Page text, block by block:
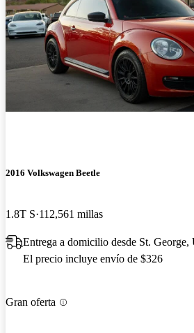
2016 Volkswagen Beetle
1.8T S 112,561 millas
Entrega a domicilio desde St. George,
El precio incluye envío de $326
Gran oferta